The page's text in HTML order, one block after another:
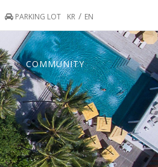
PARKING LOT KR / EN
COMMUNITY